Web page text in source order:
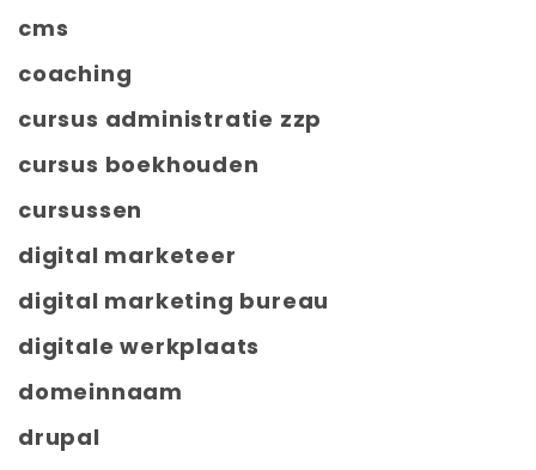
cms
coaching
cursus administratie zzp
cursus boekhouden
cursussen
digital marketeer
digital marketing bureau
digitale werkplaats
domeinnaam
drupal